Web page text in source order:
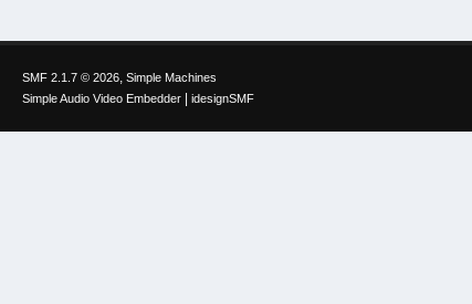
SMF 2.1.7 © 2026, Simple Machines
Simple Audio Video Embedder
idesignSMF